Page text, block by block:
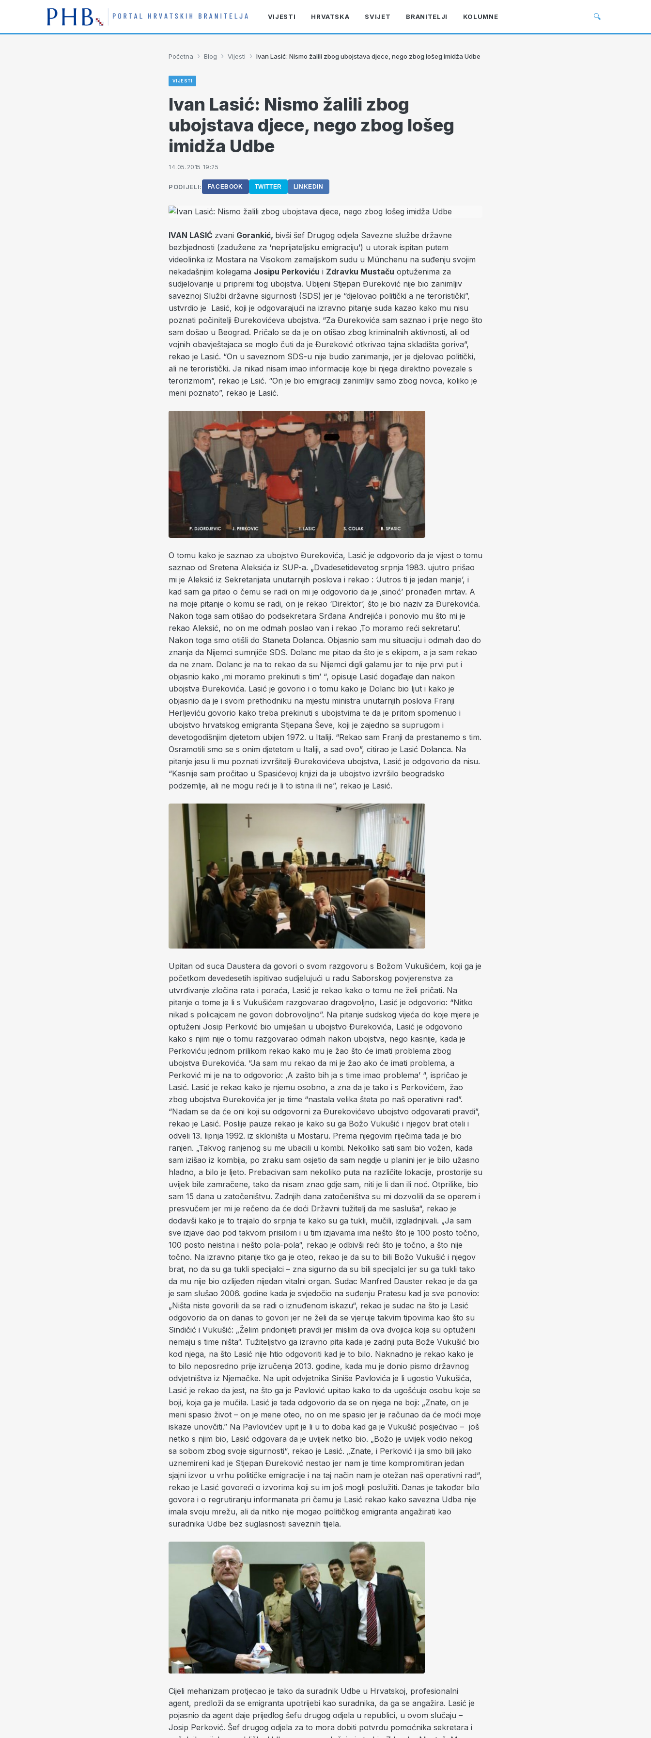
VIJESTI HRVATSKA SVIJET BRANITELJI KOLUMNE 🔍
Početna › Blog › Vijesti › Ivan Lasić: Nismo žalili zbog ubojstava djece, nego zbog lošeg imidža Udbe
VIJESTI
Ivan Lasić: Nismo žalili zbog
ubojstava djece, nego zbog lošeg
imidža Udbe
14.05.2015 19:25
PODIJELI: FACEBOOK TWITTER LINKEDIN
IVAN LASIĆ zvani Gorankić, bivši šef Drugog odjela Savezne službe državne
bezbjednosti (zadužene za ‘neprijateljsku emigraciju’) u utorak ispitan putem
videolinka iz Mostara na Visokom zemaljskom sudu u Münchenu na suđenju svojim
nekadašnjim kolegama Josipu Perkoviću i Zdravku Mustaču optuženima za
sudjelovanje u pripremi tog ubojstva. Ubijeni Stjepan Đureković nije bio zanimljiv
saveznoj Službi državne sigurnosti (SDS) jer je “djelovao politički a ne teroristički”,
ustvrdio je Lasić, koji je odgovarajući na izravno pitanje suda kazao kako mu nisu
poznati počinitelji Đurekovićeva ubojstva. “Za Đurekovića sam saznao i prije nego što
sam došao u Beograd. Pričalo se da je on otišao zbog kriminalnih aktivnosti, ali od
vojnih obavještajaca se moglo čuti da je Đureković otkrivao tajna skladišta goriva”,
rekao je Lasić. “On u saveznom SDS-u nije budio zanimanje, jer je djelovao politički,
ali ne teroristički. Ja nikad nisam imao informacije koje bi njega direktno povezale s
terorizmom”, rekao je Lsić. “On je bio emigraciji zanimljiv samo zbog novca, koliko je
meni poznato”, rekao je Lasić.
O tomu kako je saznao za ubojstvo Đurekovića, Lasić je odgovorio da je vijest o tomu
saznao od Sretena Aleksića iz SUP-a. „Dvadesetidevetog srpnja 1983. ujutro prišao
mi je Aleksić iz Sekretarijata unutarnjih poslova i rekao : ‘Jutros ti je jedan manje’, i
kad sam ga pitao o čemu se radi on mi je odgovorio da je ‚sinoć’ pronađen mrtav. A
na moje pitanje o komu se radi, on je rekao ‘Direktor’, što je bio naziv za Đurekovića.
Nakon toga sam otišao do podsekretara Srđana Andrejića i ponovio mu što mi je
rekao Aleksić, no on me odmah poslao van i rekao ‚To moramo reći sekretaru’.
Nakon toga smo otišli do Staneta Dolanca. Objasnio sam mu situaciju i odmah dao do
znanja da Nijemci sumnjiče SDS. Dolanc me pitao da što je s ekipom, a ja sam rekao
da ne znam. Dolanc je na to rekao da su Nijemci digli galamu jer to nije prvi put i
objasnio kako ‚mi moramo prekinuti s tim’ “, opisuje Lasić događaje dan nakon
ubojstva Đurekovića. Lasić je govorio i o tomu kako je Dolanc bio ljut i kako je
objasnio da je i svom prethodniku na mjestu ministra unutarnjih poslova Franji
Herljeviću govorio kako treba prekinuti s ubojstvima te da je pritom spomenuo i
ubojstvo hrvatskog emigranta Stjepana Ševe, koji je zajedno sa suprugom i
devetogodišnjim djetetom ubijen 1972. u Italiji. “Rekao sam Franji da prestanemo s tim.
Osramotili smo se s onim djetetom u Italiji, a sad ovo”, citirao je Lasić Dolanca. Na
pitanje jesu li mu poznati izvršitelji Đurekovićeva ubojstva, Lasić je odgovorio da nisu.
“Kasnije sam pročitao u Spasićevoj knjizi da je ubojstvo izvršilo beogradsko
podzemlje, ali ne mogu reći je li to istina ili ne”, rekao je Lasić.
Upitan od suca Daustera da govori o svom razgovoru s Božom Vukušićem, koji ga je
početkom devedesetih ispitivao sudjelujući u radu Saborskog povjerenstva za
utvrđivanje zločina rata i poraća, Lasić je rekao kako o tomu ne želi pričati. Na
pitanje o tome je li s Vukušićem razgovarao dragovoljno, Lasić je odgovorio: “Nitko
nikad s policajcem ne govori dobrovoljno”. Na pitanje sudskog vijeća do koje mjere je
optuženi Josip Perković bio umiješan u ubojstvo Đurekovića, Lasić je odgovorio
kako s njim nije o tomu razgovarao odmah nakon ubojstva, nego kasnije, kada je
Perkoviću jednom prilikom rekao kako mu je žao što će imati problema zbog
ubojstva Đurekovića. “Ja sam mu rekao da mi je žao ako će imati problema, a
Perković mi je na to odgovorio: ‚A zašto bih ja s time imao problema’ “, ispričao je
Lasić. Lasić je rekao kako je njemu osobno, a zna da je tako i s Perkovićem, žao
zbog ubojstva Đurekovića jer je time “nastala velika šteta po naš operativni rad”.
“Nadam se da će oni koji su odgovorni za Đurekovićevo ubojstvo odgovarati pravdi”,
rekao je Lasić. Poslije pauze rekao je kako su ga Božo Vukušić i njegov brat oteli i
odveli 13. lipnja 1992. iz skloništa u Mostaru. Prema njegovim riječima tada je bio
ranjen. „Takvog ranjenog su me ubacili u kombi. Nekoliko sati sam bio vožen, kada
sam izišao iz kombija, po zraku sam osjetio da sam negdje u planini jer je bilo užasno
hladno, a bilo je ljeto. Prebacivan sam nekoliko puta na različite lokacije, prostorije su
uvijek bile zamračene, tako da nisam znao gdje sam, niti je li dan ili noć. Otprilike, bio
sam 15 dana u zatočeništvu. Zadnjih dana zatočeništva su mi dozvolili da se operem i
presvučem jer mi je rečeno da će doći Državni tužitelj da me sasluša“, rekao je
dodavši kako je to trajalo do srpnja te kako su ga tukli, mučili, izgladnjivali. „Ja sam
sve izjave dao pod takvom prisilom i u tim izjavama ima nešto što je 100 posto točno,
100 posto neistina i nešto pola-pola“, rekao je odbivši reći što je točno, a što nije
točno. Na izravno pitanje tko ga je oteo, rekao je da su to bili Božo Vukušić i njegov
brat, no da su ga tukli specijalci – zna sigurno da su bili specijalci jer su ga tukli tako
da mu nije bio ozlijeđen nijedan vitalni organ. Sudac Manfred Dauster rekao je da ga
je sam slušao 2006. godine kada je svjedočio na suđenju Pratesu kad je sve ponovio:
„Ništa niste govorili da se radi o iznuđenom iskazu“, rekao je sudac na što je Lasić
odgovorio da on danas to govori jer ne želi da se vjeruje takvim tipovima kao što su
Sindičić i Vukušić: „Želim pridonijeti pravdi jer mislim da ova dvojica koja su optuženi
nemaju s time ništa“. Tužiteljstvo ga izravno pita kada je zadnji puta Bože Vukušić bio
kod njega, na što Lasić nije htio odgovoriti kad je to bilo. Naknadno je rekao kako je
to bilo neposredno prije izručenja 2013. godine, kada mu je donio pismo državnog
odvjetništva iz Njemačke. Na upit odvjetnika Siniše Pavlovića je li ugostio Vukušića,
Lasić je rekao da jest, na što ga je Pavlović upitao kako to da ugošćuje osobu koje se
boji, koja ga je mučila. Lasić je tada odgovorio da se on njega ne boji: „Znate, on je
meni spasio život – on je mene oteo, no on me spasio jer je računao da će moći moje
iskaze unovčiti.” Na Pavlovićev upit je li u to doba kad ga je Vukušić posjećivao – još
netko s njim bio, Lasić odgovara da je uvijek netko bio. „Božo je uvijek vodio nekog
sa sobom zbog svoje sigurnosti“, rekao je Lasić. „Znate, i Perković i ja smo bili jako
uznemireni kad je Stjepan Đureković nestao jer nam je time kompromitiran jedan
sjajni izvor u vrhu političke emigracije i na taj način nam je otežan naš operativni rad“,
rekao je Lasić govoreći o izvorima koji su im još mogli poslužiti. Danas je također bilo
govora i o regrutiranju informanata pri čemu je Lasić rekao kako savezna Udba nije
imala svoju mrežu, ali da nitko nije mogao političkog emigranta angažirati kao
suradnika Udbe bez suglasnosti saveznih tijela.
Cijeli mehanizam protjecao je tako da suradnik Udbe u Hrvatskoj, profesionalni
agent, predloži da se emigranta upotrijebi kao suradnika, da ga se angažira. Lasić je
pojasnio da agent daje prijedlog šefu drugog odjela u republici, u ovom slučaju –
Josip Perković. Šef drugog odjela za to mora dobiti potvrdu pomoćnika sekretara i